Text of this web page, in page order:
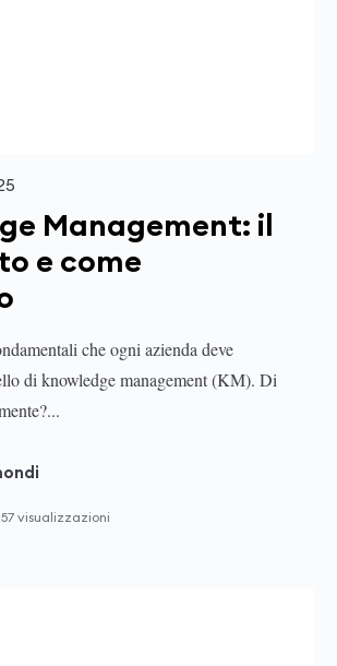
Management: il
e come
che ogni azienda deve
di knowledge management (KM). Di
visualizzazioni